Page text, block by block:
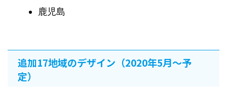
鹿児島
追加17地域のデザイン（2020年5月〜予
定）